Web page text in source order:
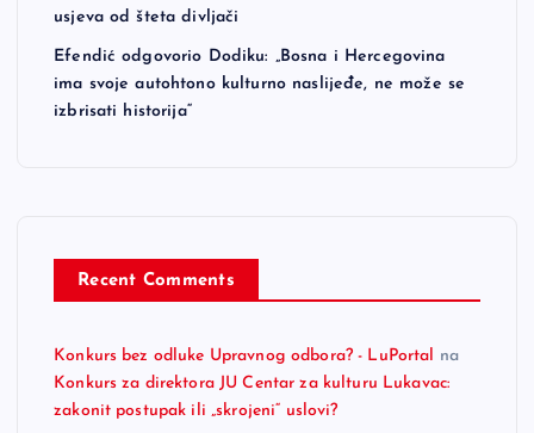
usjeva od šteta divljači
Efendić odgovorio Dodiku: „Bosna i Hercegovina
ima svoje autohtono kulturno naslijeđe, ne može se
izbrisati historija“
Recent Comments
Konkurs bez odluke Upravnog odbora? - LuPortal na
Konkurs za direktora JU Centar za kulturu Lukavac:
zakonit postupak ili „skrojeni“ uslovi?